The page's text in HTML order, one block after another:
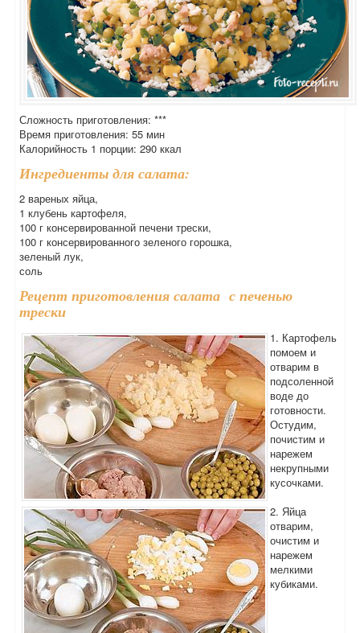
Сложность приготовления: ***
Время приготовления: 55 мин
Калорийность 1 порции: 290 ккал
Ингредиенты для салата:
2 вареных яйца,
1 клубень картофеля,
100 г консервированной печени трески,
100 г консервированного зеленого горошка,
зеленый лук,
соль
Рецепт приготовления салата с печенью
трески
1. Картофель
помоем и
отварим в
подсоленной
воде до
готовности.
Остудим,
почистим и
нарежем
некрупными
кусочками.
2. Яйца
отварим,
очистим и
нарежем
мелкими
кубиками.